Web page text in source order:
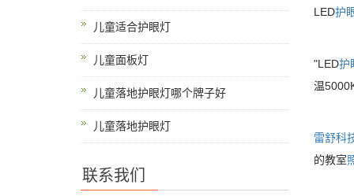
LED护
"LED护
温
雷舒科
的教室
儿童适合护眼灯
儿童面板灯
儿童落地护眼灯哪个牌子好
儿童落地护眼灯
联系我们